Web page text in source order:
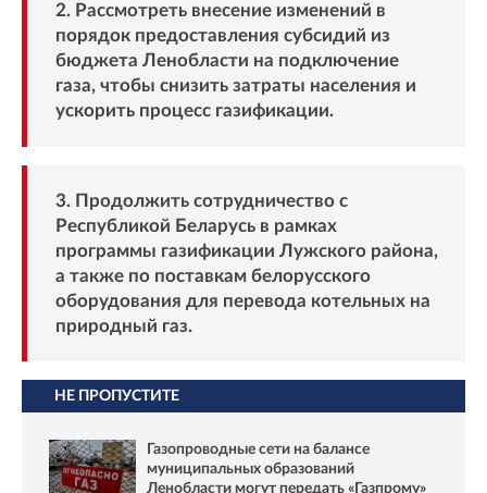
2️. Рассмотреть внесение изменений в
порядок предоставления субсидий из
бюджета Ленобласти на подключение
газа, чтобы снизить затраты населения и
ускорить процесс газификации.
3️. Продолжить сотрудничество с
Республикой Беларусь в рамках
программы газификации Лужского района,
а также по поставкам белорусского
оборудования для перевода котельных на
природный газ.
НЕ ПРОПУСТИТЕ
Газопроводные сети на балансе
муниципальных образований
Ленобласти могут передать «Газпрому»